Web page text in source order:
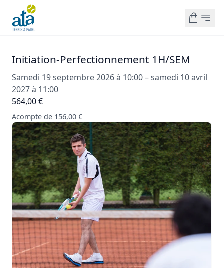
Initiation-Perfectionnement 1H/SEM
Samedi 19 septembre 2026 à 10:00 – samedi 10 avril
2027 à 11:00
564,00 €
Acompte de 156,00 €